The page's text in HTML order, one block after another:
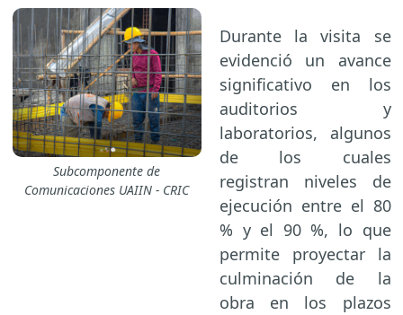
Subcomponente de
Comunicaciones UAIIN - CRIC
Durante la visita se
evidenció un avance
significativo en los
auditorios y
laboratorios, algunos
de los cuales
registran niveles de
ejecución entre el 80
% y el 90 %, lo que
permite proyectar la
culminación de la
obra en los plazos